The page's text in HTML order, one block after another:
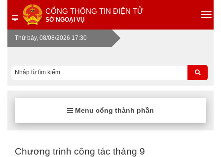
CỔNG THÔNG TIN ĐIỆN TỬ
SỞ NGOẠI VỤ
Thứ bảy, 08/08/2026 17:30
Menu cổng thành phần
Chương trình công tác tháng 9